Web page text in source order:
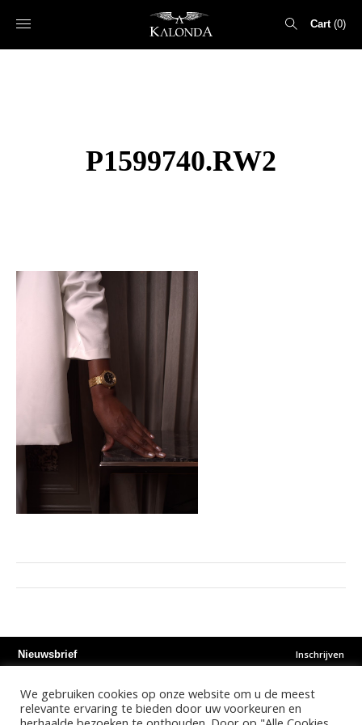
Cart 0
P1599740.RW2
Nieuwsbrief Inschrijven
Instagram Facebook Youtube
We gebruiken cookies op onze website om u de meest
relevante ervaring te bieden door uw voorkeuren en